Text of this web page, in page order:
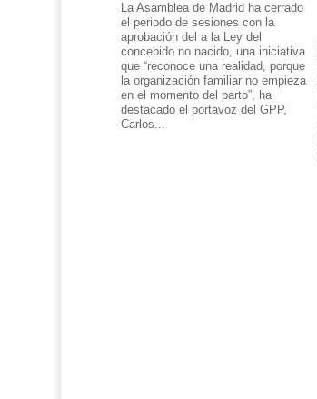
La Asamblea de Madrid ha cerrado
el periodo de sesiones con la
aprobación del a la Ley del
concebido no nacido, una iniciativa
que “reconoce una realidad, porque
la organización familiar no empieza
en el momento del parto”, ha
destacado el portavoz del GPP,
Carlos...